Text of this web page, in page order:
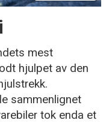
mest
hjulpet av den
sammenlignet
tok enda et